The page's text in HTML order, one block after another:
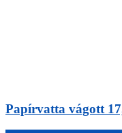
Papírvatta vágott